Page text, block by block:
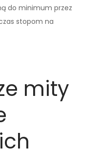
do minimum przez
stopom na
mity